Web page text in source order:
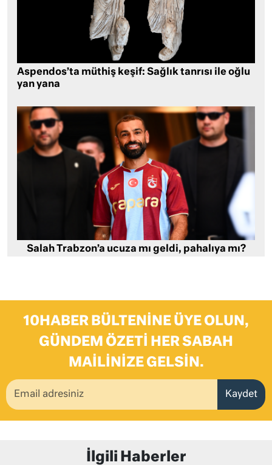
Aspendos’ta müthiş keşif: Sağlık tanrısı ile oğlu
yan yana
Salah Trabzon’a ucuza mı geldi, pahalıya mı?
10HABER BÜLTENINE ÜYE OLUN,
GÜNDEM ÖZETI HER SABAH
MAILINIZE GELSIN.
Kaydet
İlgili Haberler